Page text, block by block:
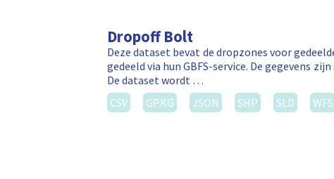
Dropoff Bolt
Deze dataset bevat de dropzones voor
gedeeld via hun GBFS-service. De gegevens
De dataset wordt …
CSV
GPKG JSON SHP SLD WFS